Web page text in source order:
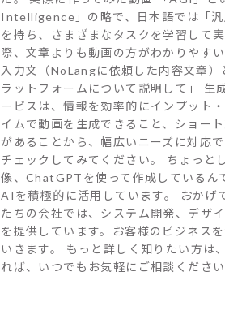
Intelligence」の略で、日本語では「汎
を持ち、さまざまなタスクを学習して
際、文章よりも動画の方がわかりやす
入力文（NoLangに依頼した内容文章
ラットフォームについて説明して」 生
ービスは、情報を効率的にインプット
イムで動画を生成できること、ショー
があることから、幅広いニーズに対応
チェックしてみてください。 ちょっと
像、ChatGPTを使って作成しているん
AIを積極的に活用しています。 おかげ
たちの会社では、システム開発、デザ
を提供しています。お客様のビジネス
いきます。 もっと詳しく知りたい方は
れば、いつでもお気軽にご相談ください